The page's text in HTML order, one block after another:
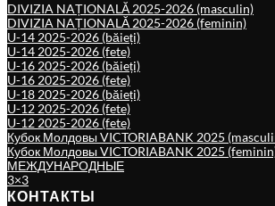
DIVIZIA NAȚIONALĂ 2025-2026 (masculin)
DIVIZIA NAȚIONALĂ 2025-2026 (feminin)
U-14 2025-2026 (băieți)
U-14 2025-2026 (fete)
U-16 2025-2026 (băieți)
U-16 2025-2026 (fete)
U-18 2025-2026 (băieți)
U-12 2025-2026 (fete)
U-12 2025-2026 (fete)
Кубок Молдовы VICTORIABANK 2025
Кубок Молдовы VICTORIABANK 2025
МЕЖДУНАРОДНЫЕ
3×3
КОНТАКТЫ